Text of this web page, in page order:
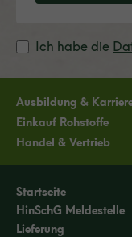
Ich habe die
Ausbildung &
Einkauf Rohstoffe
Handel & Vertrieb
Startseite
HinSchG Meldestelle
Lieferung